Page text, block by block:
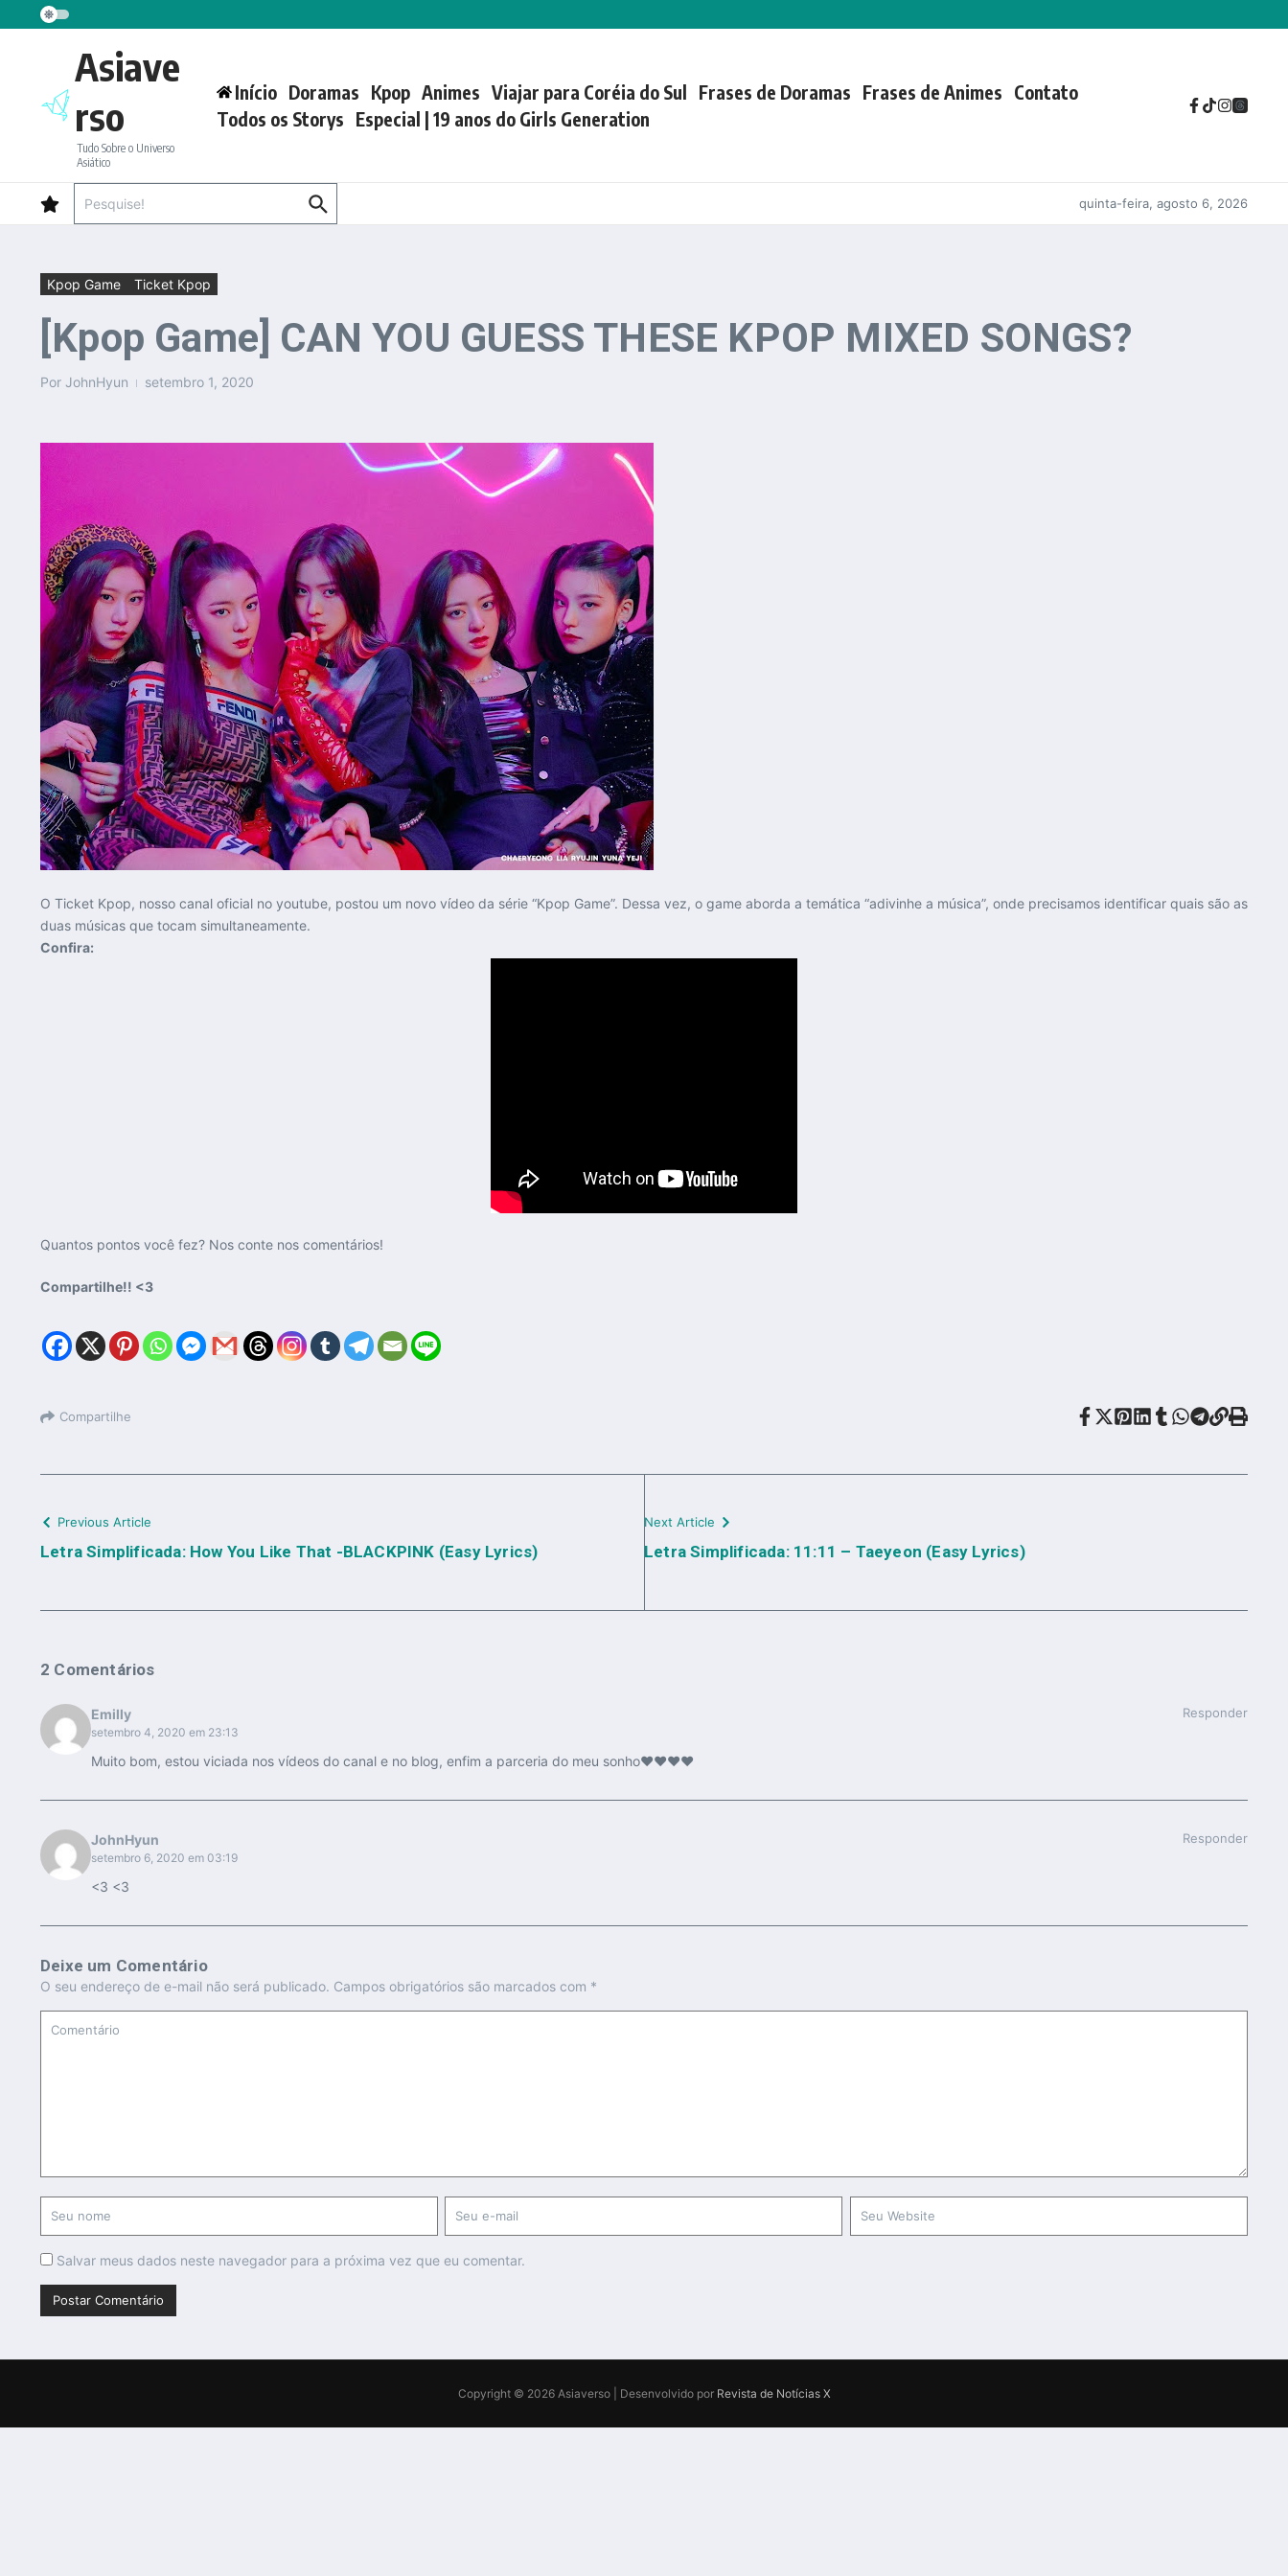
Ir para o conteúdo
Asiave
rso
Tudo Sobre o Universo
Asiático
Início Doramas Kpop Animes Viajar para Coréia do Sul Frases de Doramas Frases de Animes Contato
Todos os Storys Especial | 19 anos do Girls Generation
quinta-feira, agosto 6, 2026
Kpop Game Ticket Kpop
[Kpop Game] CAN YOU GUESS THESE KPOP MIXED SONGS?
Por JohnHyun setembro 1, 2020
O Ticket Kpop, nosso canal oficial no youtube, postou um novo vídeo da série “Kpop Game”. Dessa vez, o game aborda a temática “adivinhe a música”, onde precisamos identificar quais são as
duas músicas que tocam simultaneamente.
Confira:
Quantos pontos você fez? Nos conte nos comentários!
Compartilhe!! <3
Compartilhe
Previous Article
Letra Simplificada: How You Like That -BLACKPINK (Easy Lyrics)
Next Article
Letra Simplificada: 11:11 – Taeyeon (Easy Lyrics)
2 Comentários
Emilly
setembro 4, 2020 em 23:13
Responder
Muito bom, estou viciada nos vídeos do canal e no blog, enfim a parceria do meu sonho❤❤❤❤
JohnHyun
setembro 6, 2020 em 03:19
Responder
<3 <3
Deixe um Comentário
O seu endereço de e-mail não será publicado. Campos obrigatórios são marcados com *
Salvar meus dados neste navegador para a próxima vez que eu comentar.
Copyright © 2026 Asiaverso | Desenvolvido por Revista de Notícias X